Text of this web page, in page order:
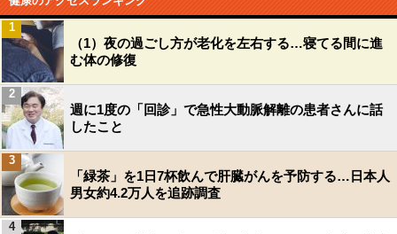
（1）夜の過ごし方が老化を左右する…寝てる間に進
む体の修復
1
週に1度の「回診」で急性大動脈解離の患者さんに話
したこと
2
「緑茶」を1日7杯飲んで肝臓がんを予防する…日本人
男女約4.2万人を追跡調査
3
4